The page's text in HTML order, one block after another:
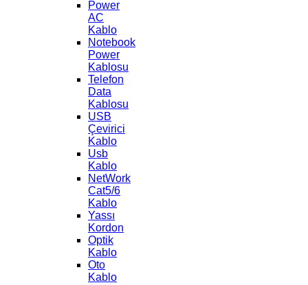
Power
AC
Kablo
Notebook
Power
Kablosu
Telefon
Data
Kablosu
USB
Çevirici
Kablo
Usb
Kablo
NetWork
Cat5/6
Kablo
Yassı
Kordon
Optik
Kablo
Oto
Kablo